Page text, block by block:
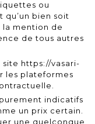
ou
bien soit
mention de
de tous autres
site https://vasari-
les plateformes
indicatifs
un prix certain.
une quelconque